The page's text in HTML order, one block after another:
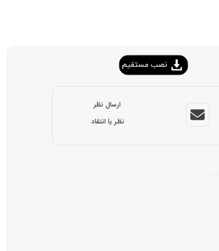
ارسال نظر
نظر یا انتقاد